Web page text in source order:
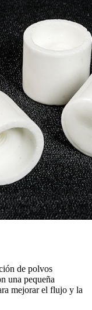
de polvos
una pequeña
mejorar el flujo y la